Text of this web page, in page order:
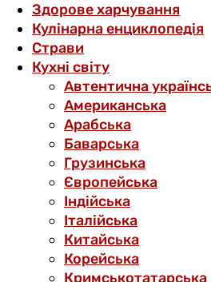
Здорове харчування
Кулінарна енциклопедія
Страви
Кухні світу
Автентична
Американська
Арабська
Баварська
Грузинська
Європейська
Індійська
Італійська
Китайська
Корейська
Кримськотатарська